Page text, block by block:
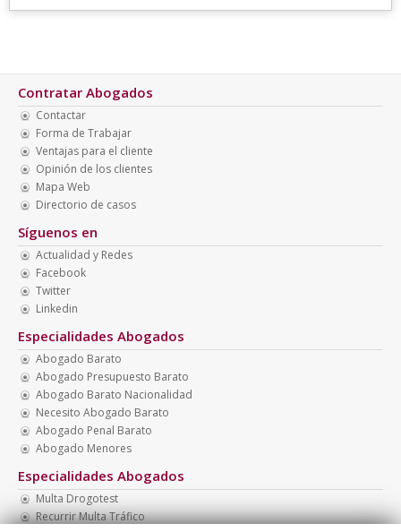
Contratar Abogados
Contactar
Forma de Trabajar
Ventajas para el cliente
Opinión de los clientes
Mapa Web
Directorio de casos
Síguenos en
Actualidad y Redes
Facebook
Twitter
Linkedin
Especialidades Abogados
Abogado Barato
Abogado Presupuesto Barato
Abogado Barato Nacionalidad
Necesito Abogado Barato
Abogado Penal Barato
Abogado Menores
Especialidades Abogados
Multa Drogotest
Recurrir Multa Tráfico